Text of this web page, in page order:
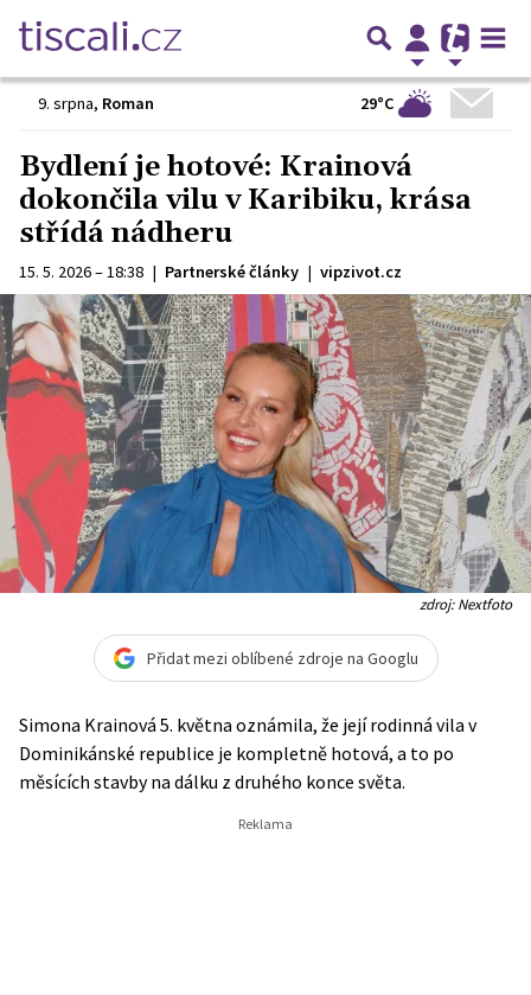
9. srpna, Roman 29°C
Bydlení je hotové: Krainová
dokončila vilu v Karibiku, krása
střídá nádheru
15. 5. 2026 – 18:38 | Partnerské články | vipzivot.cz
zdroj: Nextfoto
Přidat mezi oblíbené zdroje na Googlu
Simona Krainová 5. května oznámila, že její rodinná vila v
Dominikánské republice je kompletně hotová, a to po
měsících stavby na dálku z druhého konce světa.